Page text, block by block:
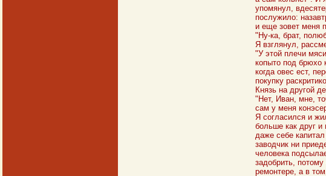
упомянул,
послужило:
и еще зовет меня
"Ну-ка, брат,
Я взглянул,
"У этой плечи
копыто под брюхо
когда овес ест,
покупку
Князь на другой
"Нет, Иван, мне,
сам у меня
Я согласился и
больше как друг
даже себе
заводчик ни
человека
задобрить,
ремонтере, а в